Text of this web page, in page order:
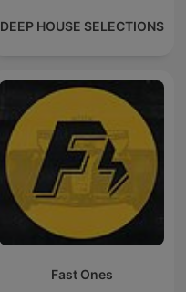
DEEP HOUSE SELECTIONS
Fast Ones